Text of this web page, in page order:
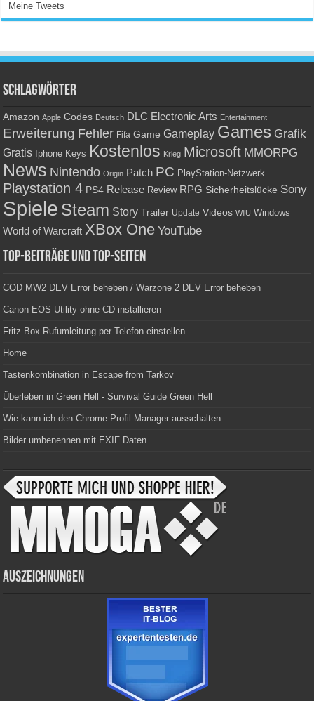
Meine Tweets
Schlagwörter
Amazon Apple Codes Deutsch DLC Electronic Arts Entertainment
Erweiterung Fehler Fifa Game Gameplay Games Grafik
Gratis Iphone Keys Kostenlos Krieg Microsoft MMORPG
News Nintendo Origin Patch PC PlayStation-Netzwerk
Playstation 4 PS4 Release Review RPG Sicherheitslücke Sony
Spiele Steam Story Trailer Update Videos WiiU Windows
World of Warcraft XBox One YouTube
Top-Beiträge und Top-Seiten
COD MW2 DEV Error beheben / Warzone 2 DEV Error beheben
Canon EOS Utility ohne CD installieren
Fritz Box Rufumleitung per Telefon einstellen
Home
Tastenkombination in Escape from Tarkov
Überleben in Green Hell - Survival Guide Green Hell
Wie kann ich den Chrome Profil Manager ausschalten
Bilder umbenennen mit EXIF Daten
Auszeichnungen